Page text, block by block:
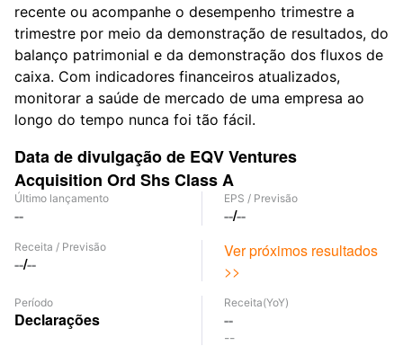
recente ou acompanhe o desempenho trimestre a
trimestre por meio da demonstração de resultados, do
balanço patrimonial e da demonstração dos fluxos de
caixa. Com indicadores financeiros atualizados,
monitorar a saúde de mercado de uma empresa ao
longo do tempo nunca foi tão fácil.
Data de divulgação de EQV Ventures
Acquisition Ord Shs Class A
Último lançamento
--
EPS / Previsão
--/--
Receita / Previsão
--/--
Ver próximos resultados
>>
Período
Declarações
Receita(YoY)
--
--